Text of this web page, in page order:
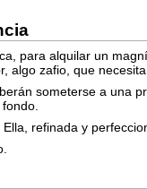
para alquilar un
zafio, que
someterse a una
refinada y